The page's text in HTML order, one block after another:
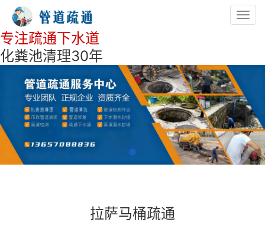
专注疏通下水道
化粪池清理30年
拉萨马桶疏通